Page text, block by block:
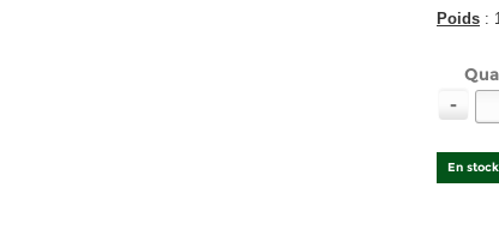
Poids :
-
En stock